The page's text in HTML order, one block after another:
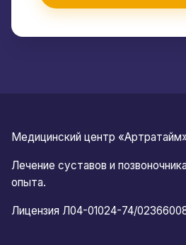
Медицинский центр
Лечение суставов и
опыта.
Лицензия Л04-01024-74/